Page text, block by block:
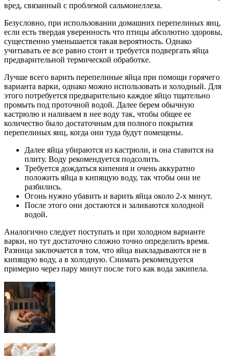
вред, связанный с проблемой сальмонеллеза.
Безусловно, при использовании домашних перепелиных яиц,
если есть твердая уверенность что птицы абсолютно здоровы,
существенно уменьшается такая вероятность. Однако
учитывать ее все равно стоит и требуется подвергать яйца
предварительной термической обработке.
Лучше всего варить перепелиные яйца при помощи горячего
варианта варки, однако можно использовать и холодный. Для
этого потребуется предварительно каждое яйцо тщательно
промыть под проточной водой. Далее берем обычную
кастрюлю и наливаем в нее воду так, чтобы общее ее
количество было достаточным для полного покрытия
перепелиных яиц, когда они туда будут помещены.
Далее яйца убираются из кастрюли, и она ставится на
плиту. Воду рекомендуется подсолить.
Требуется дождаться кипения и очень аккуратно
положить яйца в кипящую воду, так чтобы они не
разбились.
Огонь нужно убавить и варить яйца около 2-х минут.
После этого они достаются и заливаются холодной
водой.
Аналогично следует поступать и при холодном варианте
варки, но тут достаточно сложно точно определить время.
Разница заключается в том, что яйца выкладываются не в
кипящую воду, а в холодную. Снимать рекомендуется
примерно через пару минут после того как вода закипела.